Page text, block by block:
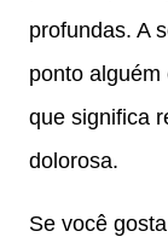
profundas. A
ponto
que significa
dolorosa.
Se você